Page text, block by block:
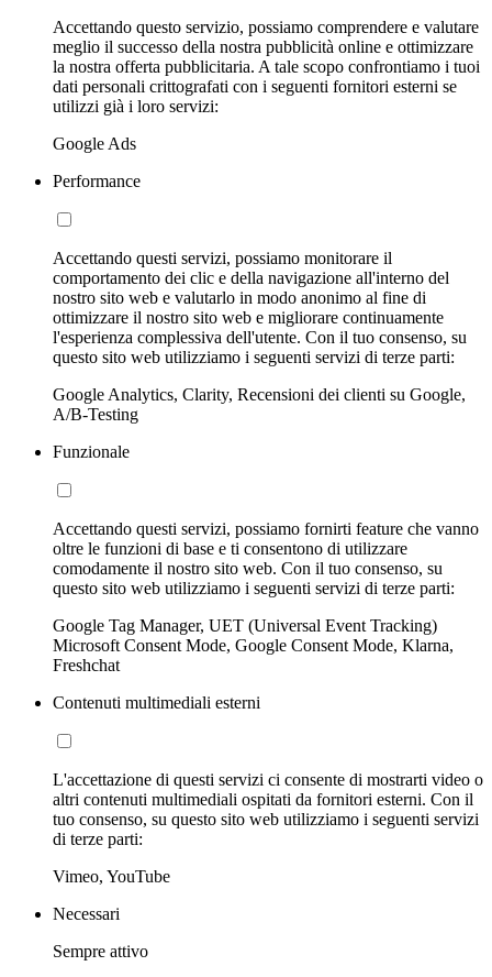
Accettando questo servizio, possiamo comprendere e valutare
meglio il successo della nostra pubblicità online e ottimizzare
la nostra offerta pubblicitaria. A tale scopo confrontiamo i tuoi
dati personali crittografati con i seguenti fornitori esterni se
utilizzi già i loro servizi:
Google Ads
Performance
Accettando questi servizi, possiamo monitorare il
comportamento dei clic e della navigazione all'interno del
nostro sito web e valutarlo in modo anonimo al fine di
ottimizzare il nostro sito web e migliorare continuamente
l'esperienza complessiva dell'utente. Con il tuo consenso, su
questo sito web utilizziamo i seguenti servizi di terze parti:
Google Analytics, Clarity, Recensioni dei clienti su Google,
A/B-Testing
Funzionale
Accettando questi servizi, possiamo fornirti feature che vanno
oltre le funzioni di base e ti consentono di utilizzare
comodamente il nostro sito web. Con il tuo consenso, su
questo sito web utilizziamo i seguenti servizi di terze parti:
Google Tag Manager, UET (Universal Event Tracking)
Microsoft Consent Mode, Google Consent Mode, Klarna,
Freshchat
Contenuti multimediali esterni
L'accettazione di questi servizi ci consente di mostrarti video o
altri contenuti multimediali ospitati da fornitori esterni. Con il
tuo consenso, su questo sito web utilizziamo i seguenti servizi
di terze parti:
Vimeo, YouTube
Necessari
Sempre attivo